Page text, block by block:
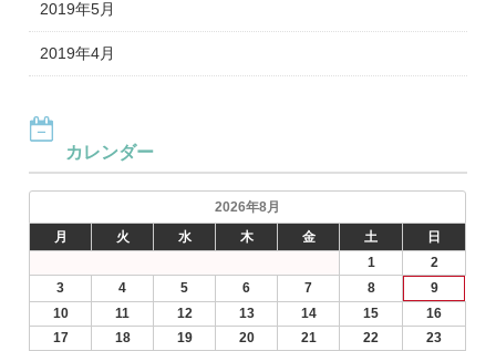
2019年5月
2019年4月
カレンダー
2026年8月
月
火 水 木 金 土 日
1
2
3
4 5 6 7 8
9
10
11 12 13 14 15
16
17
18 19 20 21 22
23